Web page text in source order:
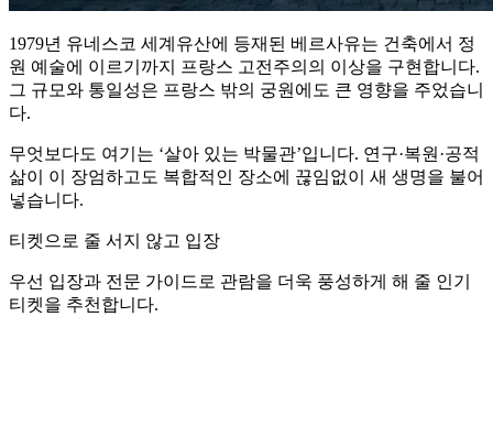
1979년 유네스코 세계유산에 등재된 베르사유는 건축에서 정
원 예술에 이르기까지 프랑스 고전주의의 이상을 구현합니다.
그 규모와 통일성은 프랑스 밖의 궁원에도 큰 영향을 주었습니
다.
무엇보다도 여기는 ‘살아 있는 박물관’입니다. 연구·복원·공적
삶이 이 장엄하고도 복합적인 장소에 끊임없이 새 생명을 불어
넣습니다.
티켓으로 줄 서지 않고 입장
우선 입장과 전문 가이드로 관람을 더욱 풍성하게 해 줄 인기
티켓을 추천합니다.